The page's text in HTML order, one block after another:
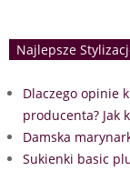
Najlepsze
Dlaczego opinie
producenta? Jak
Damska
Sukienki basic